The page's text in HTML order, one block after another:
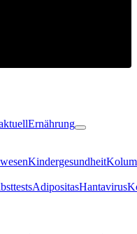
Ernährung
Kindergesundheit
AdipositasHantavirus